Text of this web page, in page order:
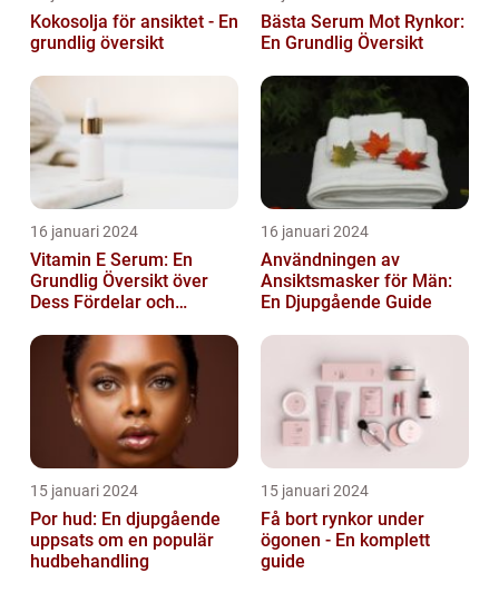
Kokosolja för ansiktet - En
grundlig översikt
Bästa Serum Mot Rynkor:
En Grundlig Översikt
16 januari 2024
Vitamin E Serum: En
Grundlig Översikt över
Dess Fördelar och
16 januari 2024
Användningen av
Ansiktsmasker för Män:
En Djupgående Guide
15 januari 2024
Por hud: En djupgående
uppsats om en populär
hudbehandling
15 januari 2024
Få bort rynkor under
ögonen - En komplett
guide